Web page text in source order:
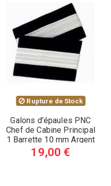
Rupture de Stock
Galons d'épaules PNC
Chef de Cabine Principal
1 Barrette 10 mm Argent
Simple (A)
19,00 €